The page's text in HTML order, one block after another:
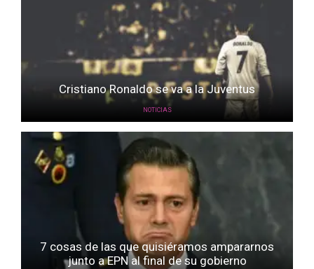
Cristiano Ronaldo se va a la Juventus
NOTICIAS
7 cosas de las que quisiéramos ampararnos
junto a EPN al final de su gobierno